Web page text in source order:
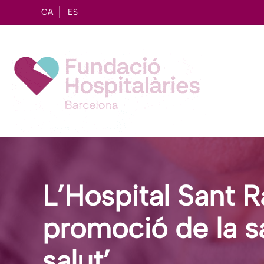
CA ES
L’Hospital Sant
promoció de la